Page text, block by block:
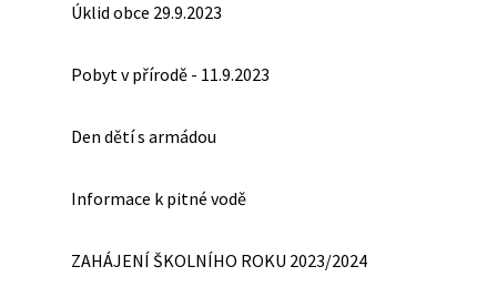
Úklid obce 29.9.2023
Pobyt v přírodě - 11.9.2023
Den dětí s armádou
Informace k pitné vodě
ZAHÁJENÍ ŠKOLNÍHO ROKU 2023/2024